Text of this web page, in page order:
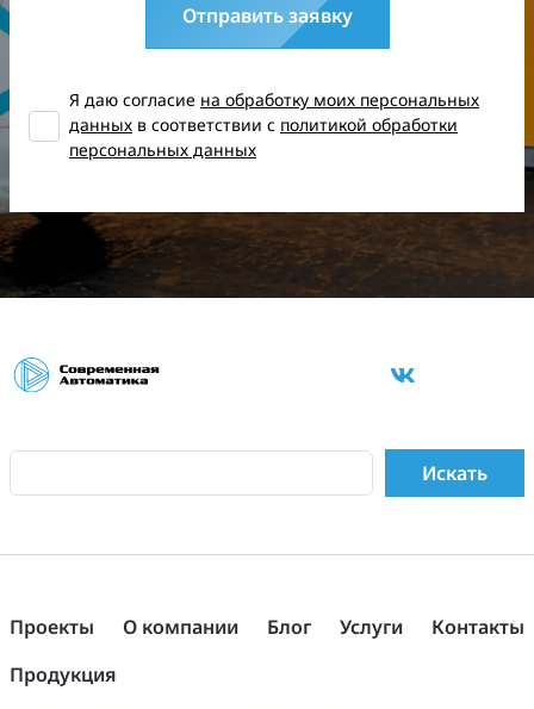
Отправить заявку
Я даю согласие на обработку моих персональных
данных в соответствии с политикой обработки
персональных данных
Проекты О компании Блог Услуги
Контакты
Продукция